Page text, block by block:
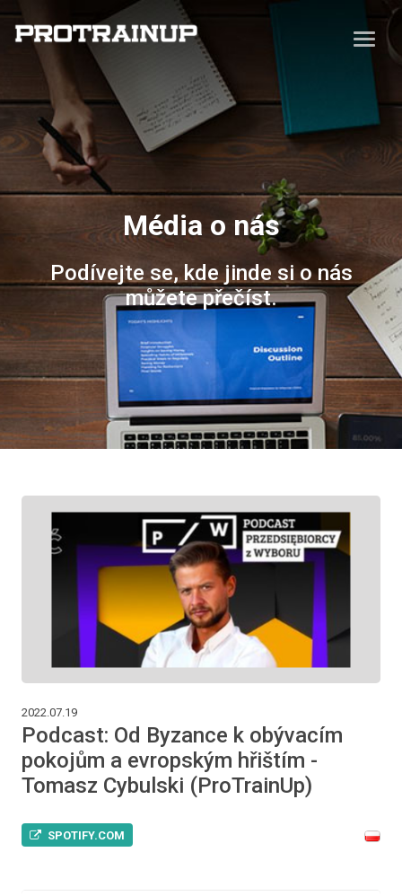
Média o nás
Podívejte se, kde jinde si o nás
můžete přečíst.
2022.07.19
Podcast: Od Byzance k obývacím
pokojům a evropským hřištím -
Tomasz Cybulski (ProTrainUp)
SPOTIFY.COM